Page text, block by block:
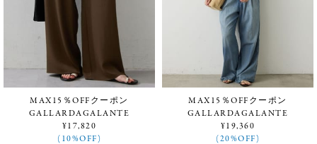
MAX15％OFFクーポン
GALLARDAGALANTE
¥17,820
(10%OFF)
MAX15％OFFクーポン
GALLARDAGALANTE
¥19,360
(20%OFF)